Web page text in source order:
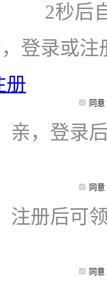
2秒后
登录或注
册
同意
亲，登录
同意
注册后可
同意